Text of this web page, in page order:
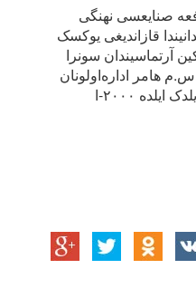
صنایعسی نهنگی
قازاندیغی یوکسک
آرتماسیندان سونرا
هامر اداره‌اولونان
بمبالارینین سایینی ۲۰۲۷-جی ایلدک ایلده ۲۰۰۰-ا